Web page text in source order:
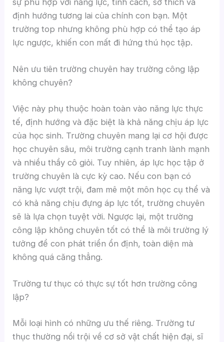
sự phù hợp với năng lực, tính cách, sở thích và
định hướng tương lai của chính con bạn. Một
trường top nhưng không phù hợp có thể tạo áp
lực ngược, khiến con mất đi hứng thú học tập.
Nên ưu tiên trường chuyên hay trường công lập
không chuyên?
Việc này phụ thuộc hoàn toàn vào năng lực thực
tế, định hướng và đặc biệt là khả năng chịu áp lực
của học sinh. Trường chuyên mang lại cơ hội được
học chuyên sâu, môi trường cạnh tranh lành mạnh
và nhiều thầy cô giỏi. Tuy nhiên, áp lực học tập ở
trường chuyên là cực kỳ cao. Nếu con bạn có
năng lực vượt trội, đam mê một môn học cụ thể và
có khả năng chịu đựng áp lực tốt, trường chuyên
sẽ là lựa chọn tuyệt vời. Ngược lại, một trường
công lập không chuyên tốt có thể là môi trường lý
tưởng để con phát triển ổn định, toàn diện mà
không quá căng thẳng.
Trường tư thục có thực sự tốt hơn trường công
lập?
Mỗi loại hình có những ưu thế riêng. Trường tư
thục thường nổi trội về cơ sở vật chất hiện đại, sĩ